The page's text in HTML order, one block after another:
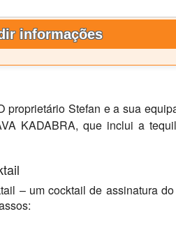
informações
proprietário Stefan e a sua
KADABRA, que inclui a
– um cocktail de assinatura